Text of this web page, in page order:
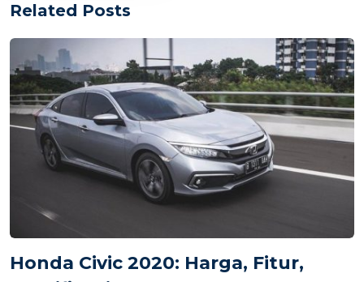
Related Posts
Honda Civic 2020: Harga, Fitur,